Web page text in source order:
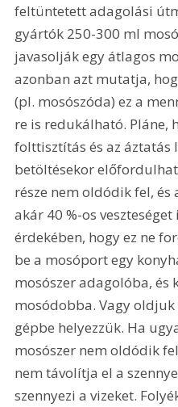
feltüntetett adagolási
gyártók 250-300 ml
javasolják egy átlagos
azonban azt mutatja,
(pl. mosószóda) ez a
re is redukálható. Pláne,
folttisztítás és az áztatás
betöltésekor
része nem oldódik fel,
akár 40 %-os
érdekében, hogy ez ne
be a mosóport egy
mosószer adagolóba, és
mosódobba. Vagy
gépbe helyezzük. Ha
mosószer nem oldódik
nem távolítja el a
szennyezi a vizeket.